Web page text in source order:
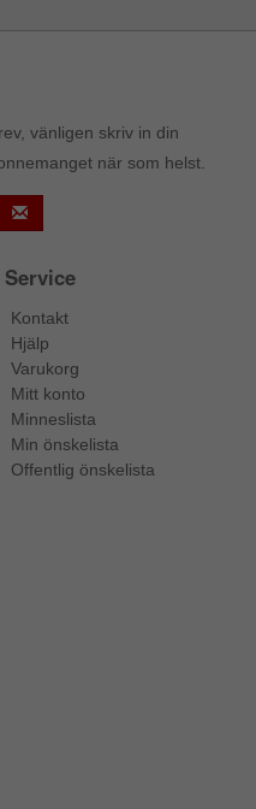
vänligen skriv in din
när som helst.
Service
Kontakt
Hjälp
Varukorg
Mitt konto
Minneslista
Min önskelista
Offentlig önskelista